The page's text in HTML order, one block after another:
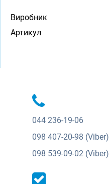
Виробник
Артикул
044 236-19-06
098 407-20-98 (Viber)
098 539-09-02 (Viber)